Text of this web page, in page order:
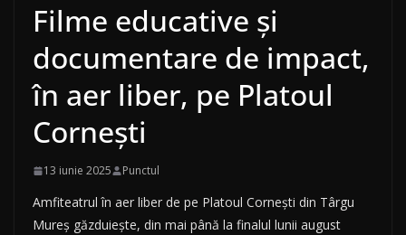
Filme educative și
documentare de impact,
în aer liber, pe Platoul
Cornești
13 iunie 2025 Punctul
Amfiteatrul în aer liber de pe Platoul Cornești din Târgu
Mureș găzduiește, din mai până la finalul lunii august